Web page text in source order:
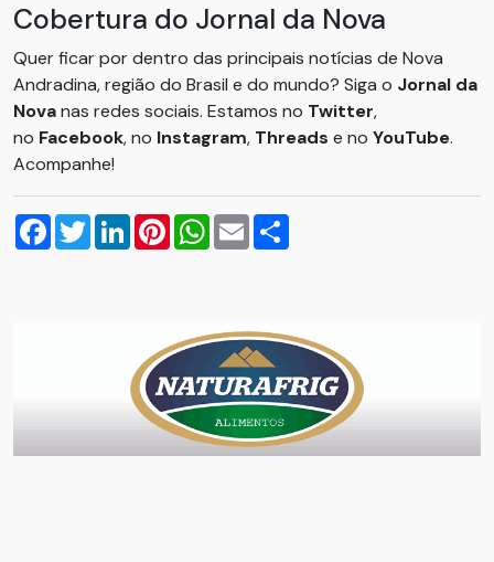
Cobertura do Jornal da Nova
Quer ficar por dentro das principais notícias de Nova
Andradina, região do Brasil e do mundo? Siga o Jornal da
Novanas redes sociais. Estamos no Twitter,
no Facebook, no Instagram, Threads e no YouTube.
Acompanhe!
Facebook
TwitterLinkedInPinterestWhatsApp
Email